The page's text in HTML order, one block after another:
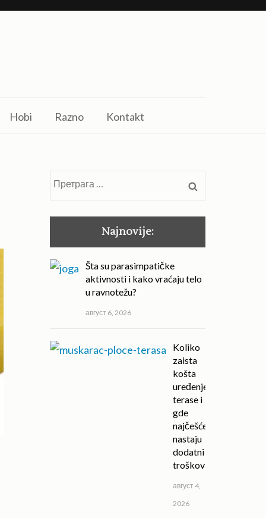
Hobi Razno Kontakt
Претрага
за:
Najnovije:
Šta su parasimpatičke
aktivnosti i kako vraćaju telo
u ravnotežu?
август 6, 2026
Koliko
zaista
košta
uređenje
terase i
gde
najčešće
nastaju
dodatni
troškovi?
август 4,
2026